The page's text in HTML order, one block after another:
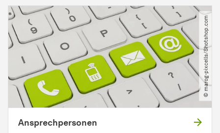
© marog-pixcells​/​Shotshop.com
Ansprechpersonen